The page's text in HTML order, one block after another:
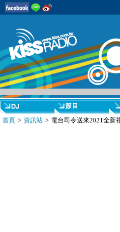
首頁 > 資訊站 > 電台司令送來2021全新